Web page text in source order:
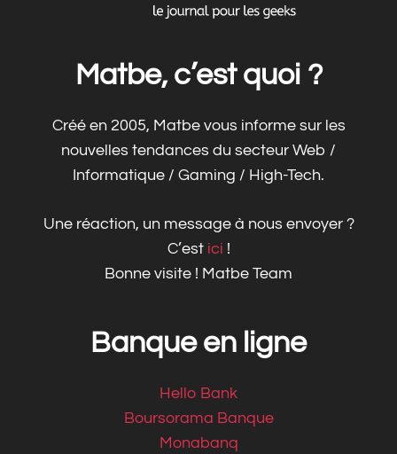
Matbe, c’est quoi ?
Créé en 2005, Matbe vous informe sur les
nouvelles tendances du secteur Web /
Informatique / Gaming / High-Tech.
Une réaction, un message à nous envoyer ?
C’est ici !
Bonne visite ! Matbe Team
Banque en ligne
Hello Bank
Boursorama Banque
Monabanq